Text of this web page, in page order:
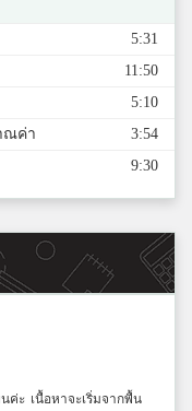
5:31
11:50
5:10
ณค่า
3:54
9:30
ค่ะ เนื้อหาจะเริ่มจากพื้น